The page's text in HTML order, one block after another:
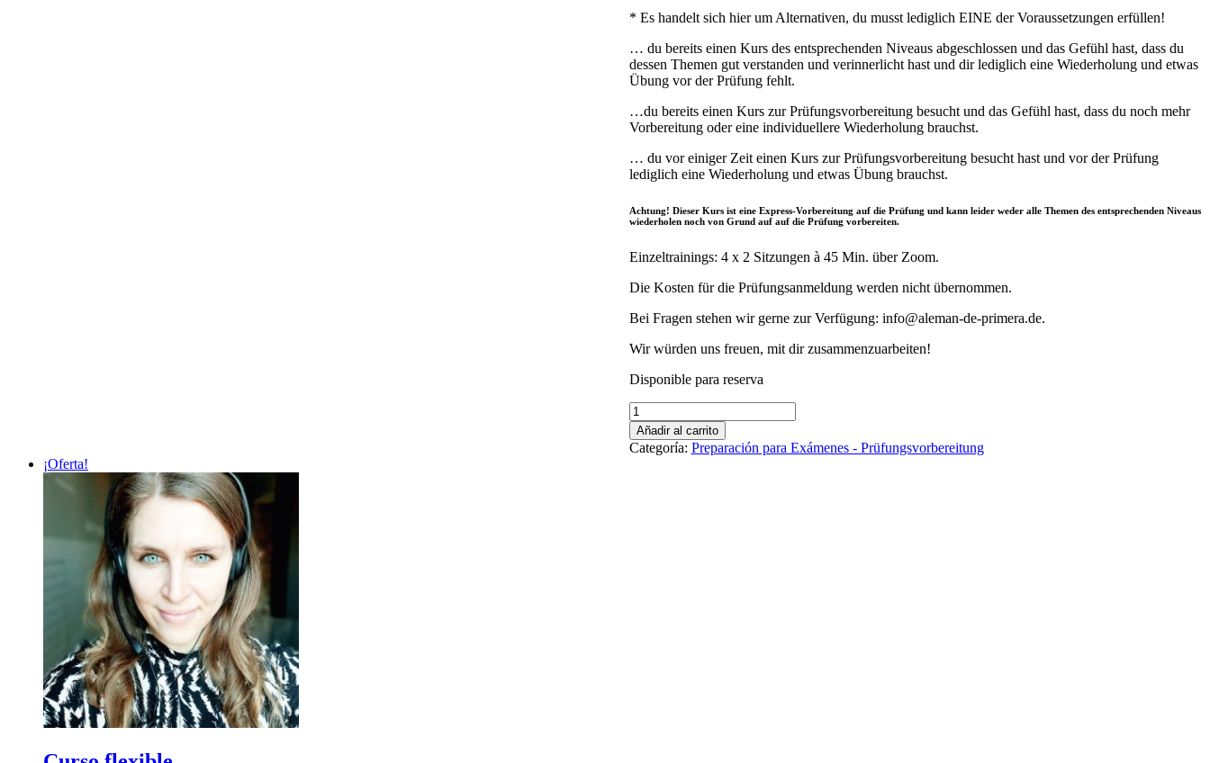
* Es handelt sich hier um Alternativen, du musst lediglich EINE der Voraussetzungen erfüllen!
… du bereits einen Kurs des entsprechenden Niveaus abgeschlossen und das Gefühl hast, dass du
dessen Themen gut verstanden und verinnerlicht hast und dir lediglich eine Wiederholung und etwas
Übung vor der Prüfung fehlt.
…du bereits einen Kurs zur Prüfungsvorbereitung besucht und das Gefühl hast, dass du noch mehr
Vorbereitung oder eine individuellere Wiederholung brauchst.
… du vor einiger Zeit einen Kurs zur Prüfungsvorbereitung besucht hast und vor der Prüfung
lediglich eine Wiederholung und etwas Übung brauchst.
Achtung! Dieser Kurs ist eine Express-Vorbereitung auf die Prüfung und kann leider weder alle Themen des entsprechenden Niveaus
wiederholen noch von Grund auf auf die Prüfung vorbereiten.
Einzeltrainings: 4 x 2 Sitzungen à 45 Min. über Zoom.
Die Kosten für die Prüfungsanmeldung werden nicht übernommen.
Bei Fragen stehen wir gerne zur Verfügung: info@aleman-de-primera.de.
Wir würden uns freuen, mit dir zusammenzuarbeiten!
Disponible para reserva
Preparación
individual:
A1-
C2
Añadir al carrito
Categoría: Preparación para Exámenes - Prüfungsvorbereitung
¡Oferta!